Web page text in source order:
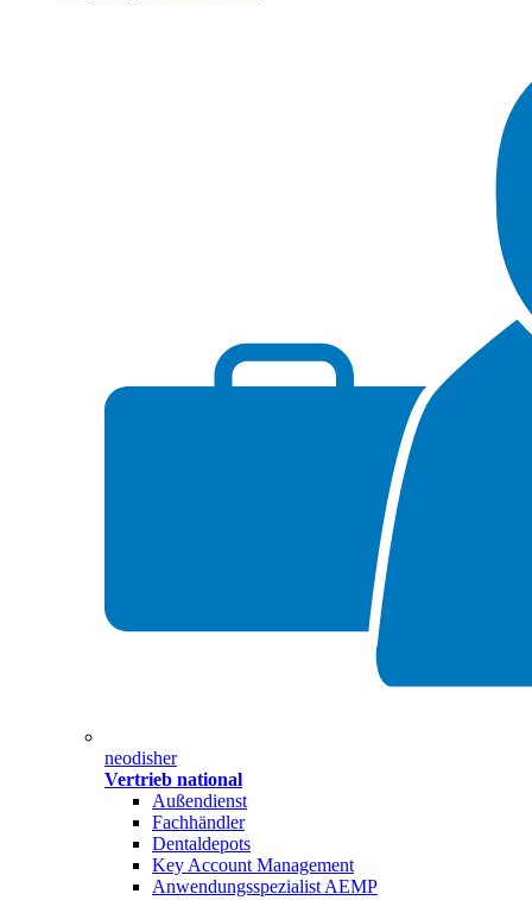
neodisher
Vertrieb national
Außendienst
Fachhändler
Dentaldepots
Key Account Management
Anwendungsspezialist AEMP